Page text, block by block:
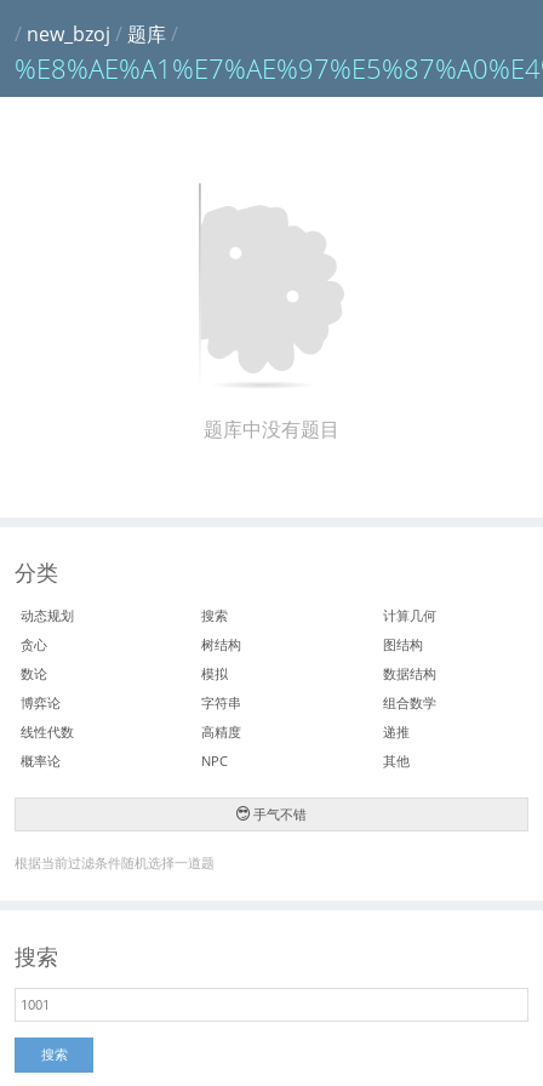
/ new_bzoj / 题库/
题库中没有题目
分类
动态规划 搜索
计算几何
贪心
树结构
图结构
数论
模拟
数据结构
博弈论
字符串
组合数学
线性代数
高精度
递推
概率论
NPC 其他
手气不错
根据当前过滤条件随机选择一道题
搜索
搜索